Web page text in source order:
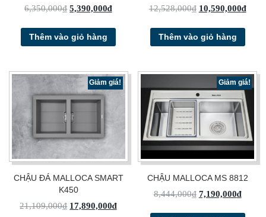
6,350,000₫ 5,390,000₫
Thêm vào giỏ hàng
12,528,000₫ 10,590,000₫
Thêm vào giỏ hàng
Giảm giá!
CHẬU ĐÁ MALLOCA SMART
K450
21,109,000₫ 17,890,000₫
Giảm giá!
CHẬU MALLOCA MS 8812
8,444,000₫ 7,190,000₫